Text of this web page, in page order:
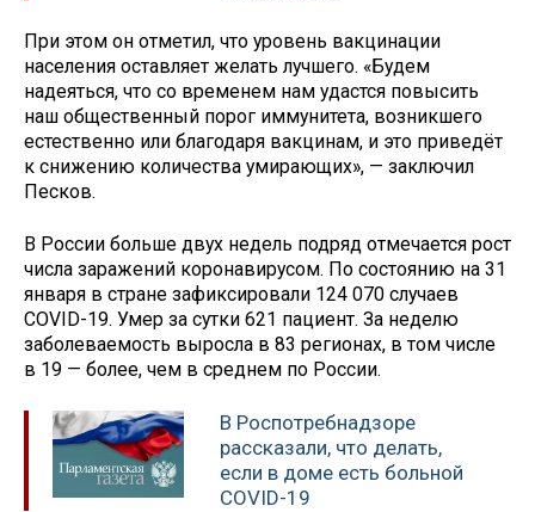
При этом он отметил, что уровень вакцинации
населения оставляет желать лучшего. «Будем
надеяться, что со временем нам удастся повысить
наш общественный порог иммунитета, возникшего
естественно или благодаря вакцинам, и это приведёт
к снижению количества умирающих», — заключил
Песков.
В России больше двух недель подряд отмечается рост
числа заражений коронавирусом. По состоянию на 31
января в стране зафиксировали 124 070 случаев
COVID-19. Умер за сутки 621 пациент. За неделю
заболеваемость выросла в 83 регионах, в том числе
в 19 — более, чем в среднем по России.
В Роспотребнадзоре
рассказали, что делать,
если в доме есть больной
COVID-19